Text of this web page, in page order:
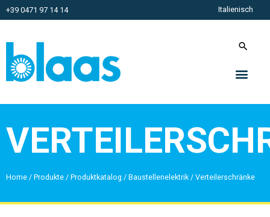
+39 0471 97 14 14 Italienisch
Home / Produkte / Produktkatalog / Baustellenelektrik / Verteilerschränke